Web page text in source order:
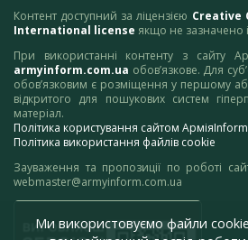
Контент доступний за ліцензією Creative
International license якщо не зазначено
При використанні контенту з сайту
armyinform.com.ua обов’язкове. Для
обов’язковим є розміщення у першому
відкритого для пошукових систем
матеріал.
Політика користування сайтом АрміяInform
Політика використання файлів cookie
Зауваження та пропозиції по роботі
webmaster@armyinform.com.ua
Ми використовуємо файли